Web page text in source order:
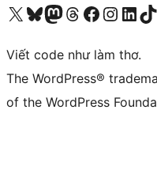
Truy cập tài khoản X (trước đây là Twitter) của chúng tôiVisit our Bluesky account
Visit our Mastodon account
Visit our Threads account
Xem trang Facebook của chúng tôiTruy cập tài khoản Instagram của chúng tôiTruy cập tài khoản LinkedIn của chúng tôiVisit
Viết code như làm thơ.
The WordPress®
of the WordPress